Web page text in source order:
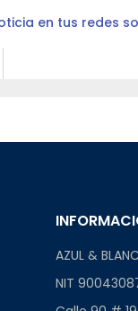
en tus redes
AZUL &
NIT